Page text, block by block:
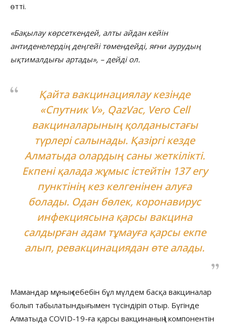
өтті.
«Бақылау көрсеткендей, алты айдан кейін
антиденелердің деңгейі төмендейді, яғни аурудың
ықтималдығы артады», – дейді ол.
Қайта вакцинациялау кезінде
«Спутник V», QazVac, Vero Cell
вакциналарының қолданыстағы
түрлері салынады. Қазіргі кезде
Алматыда олардың саны жеткілікті.
Екпені қалада жұмыс істейтін 137 егу
пунктінің кез келгенінен алуға
болады. Одан бөлек, коронавирус
инфекциясына қарсы вакцина
салдырған адам тұмауға қарсы екпе
алып, ревакцинациядан өте алады.
Мамандар мұның себебін бұл мүлдем басқа вакциналар
болып табылатындығымен түсіндіріп отыр. Бүгінде
Алматыда COVID-19-ға қарсы вакцинаның І компонентін